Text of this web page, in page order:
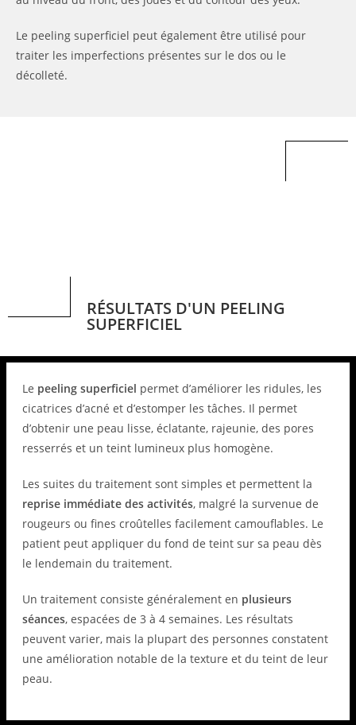
Le peeling superficiel peut également être utilisé pour
traiter les imperfections présentes sur le dos ou le
décolleté.
RÉSULTATS D'UN PEELING
SUPERFICIEL
Le peeling superficiel permet d’améliorer les ridules, les
cicatrices d’acné et d’estomper les tâches. Il permet
d’obtenir une peau lisse, éclatante, rajeunie, des pores
resserrés et un teint lumineux plus homogène.
Les suites du traitement sont simples et permettent la
reprise immédiate des activités, malgré la survenue de
rougeurs ou fines croûtelles facilement camouflables. Le
patient peut appliquer du fond de teint sur sa peau dès
le lendemain du traitement.
Un traitement consiste généralement en plusieurs
séances, espacées de 3 à 4 semaines. Les résultats
peuvent varier, mais la plupart des personnes constatent
une amélioration notable de la texture et du teint de leur
peau.